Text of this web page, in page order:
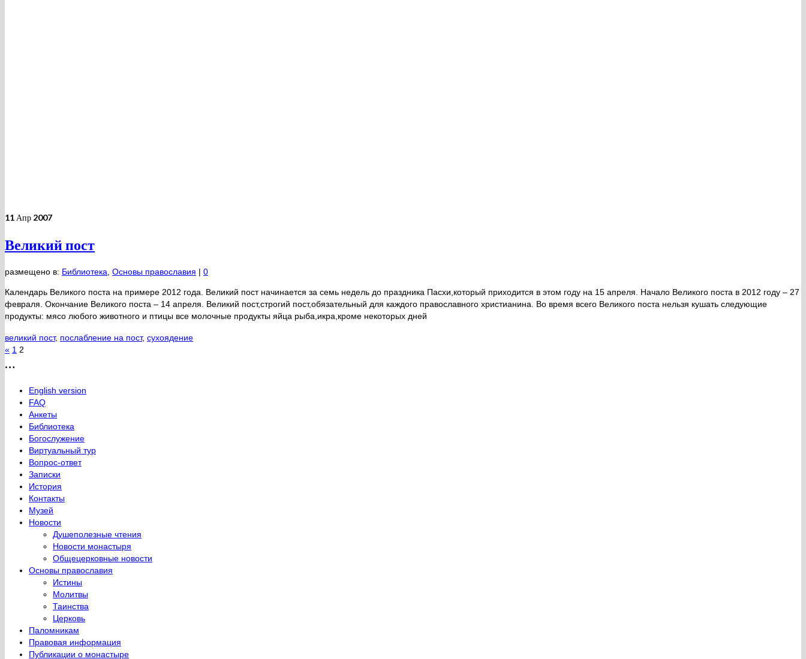
11 Апр 2007
Великий пост
размещено в: Библиотека Основы православия | 0
Календарь Великого поста на примере 2012 года. Великий пост начинается за семь недель до праздника Пасхи,который приходится в этом году на 15 апреля. Начало Великого поста в 2012 году – 27
февраля. Окончание Великого поста – 14 апреля. Великий пост,строгий пост,обязательный для каждого православного христианина. Во время всего Великого поста нельзя кушать следующие
продукты: мясо любого животного и птицы все молочные продукты яйца рыба,икра,кроме некоторых дней
великий пост, послабление на пост, сухоядение
« 1 2
…
English version
FAQ
Анкеты
Библиотека
Богослужение
Виртуальный тур
Вопрос-ответ
Записки
История
Контакты
Музей
Новости
Душеполезные чтения
Новости монастыря
Общецерковные новости
Основы православия
Истины
Молитвы
Таинства
Церковь
Паломникам
Правовая информация
Публикации о монастыре